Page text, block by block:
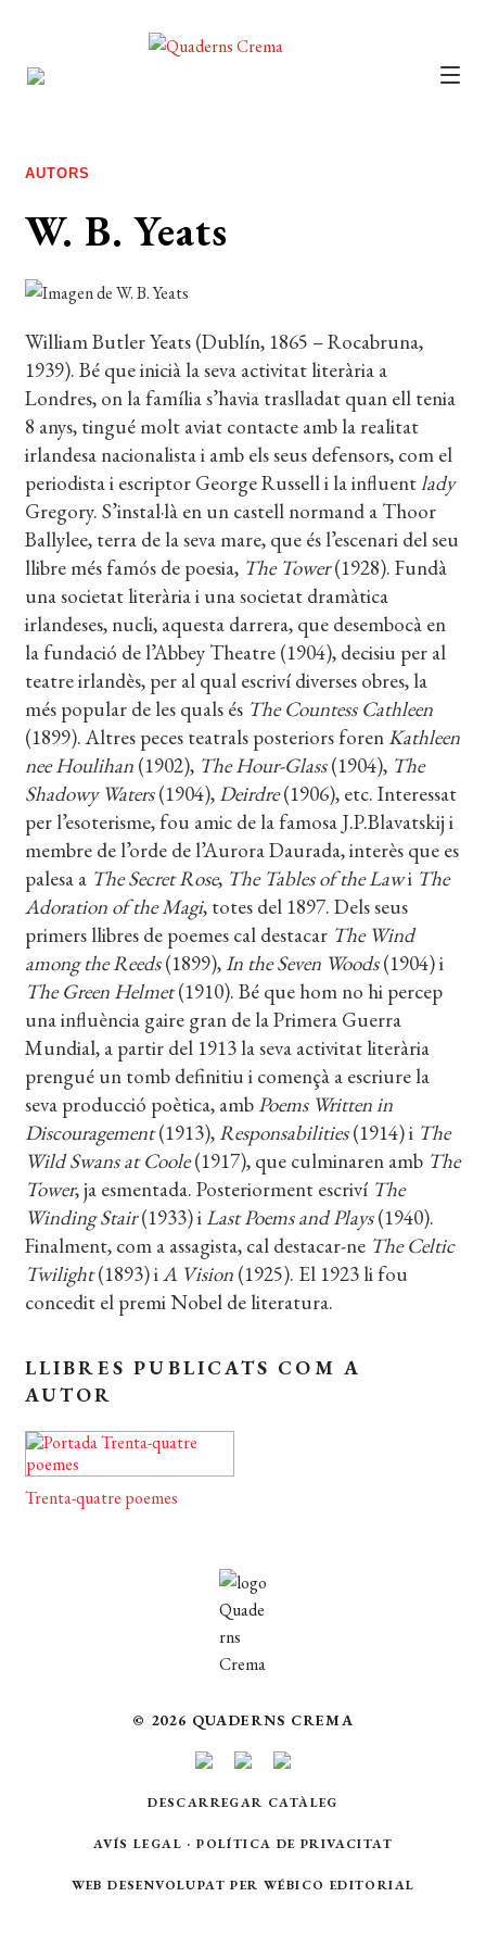
L’EDITORIAL
FOREIGN RIGHTS
DISTRIBUCIÓ
CONTACTE
EL MEU COMPTE
CERCAR
WISHLIST
AUTORS
W. B. Yeats
William Butler Yeats (Dublín, 1865 – Rocabruna,
1939). Bé que inicià la seva activitat literària a
Londres, on la família s’havia traslladat quan ell tenia
8 anys, tingué molt aviat contacte amb la realitat
irlandesa nacionalista i amb els seus defensors, com el
periodista i escriptor George Russell i la influentlady
Gregory. S’instal·là en un castell normand a Thoor
Ballylee, terra de la seva mare, que és l’escenari del seu
llibre més famós de poesia, The Tower(1928). Fundà
una societat literària i una societat dramàtica
irlandeses, nucli, aquesta darrera, que desembocà en
la fundació de l’Abbey Theatre (1904), decisiu per al
teatre irlandès, per al qual escriví diverses obres, la
més popular de les quals és The Countess Cathleen
(1899). Altres peces teatrals posteriors foren Kathleen
nee Houlihan (1902), The Hour-Glass(1904), The
Shadowy Waters(1904),Deirdre(1906), etc. Interessat
per l’esoterisme, fou amic de la famosa J.P.Blavatskij i
membre de l’orde de l’Aurora Daurada, interès que es
palesa a The Secret Rose, The Tables of the Lawi The
Adoration of the Magi, totes del 1897. Dels seus
primers llibres de poemes cal destacar The Wind
among the Reeds(1899),In the Seven Woods(1904) i
The Green Helmet(1910). Bé que hom no hi percep
una influència gaire gran de la Primera Guerra
Mundial, a partir del 1913 la seva activitat literària
prengué un tomb definitiu i començà a escriure la
seva producció poètica, ambPoems Written in
Discouragement(1913),Responsabilities(1914) i The
Wild Swans at Coole(1917), que culminaren amb The
Tower, ja esmentada. Posteriorment escriví The
Winding Stair(1933) iLast Poems and Plays(1940).
Finalment, com a assagista, cal destacar-ne The Celtic
Twilight(1893) iA Vision (1925). El 1923 li fou
concedit el premi Nobel de literatura.
LLIBRES PUBLICATS COM A
AUTOR
Trenta-quatre poemes
© 2026 QUADERNS CREMA
DESCARREGAR CATÀLEG
AVÍS LEGAL ·POLÍTICA DE PRIVACITAT
WEB DESENVOLUPAT PER WÉBICO EDITORIAL